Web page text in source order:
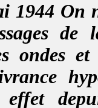
1944 On
ondes